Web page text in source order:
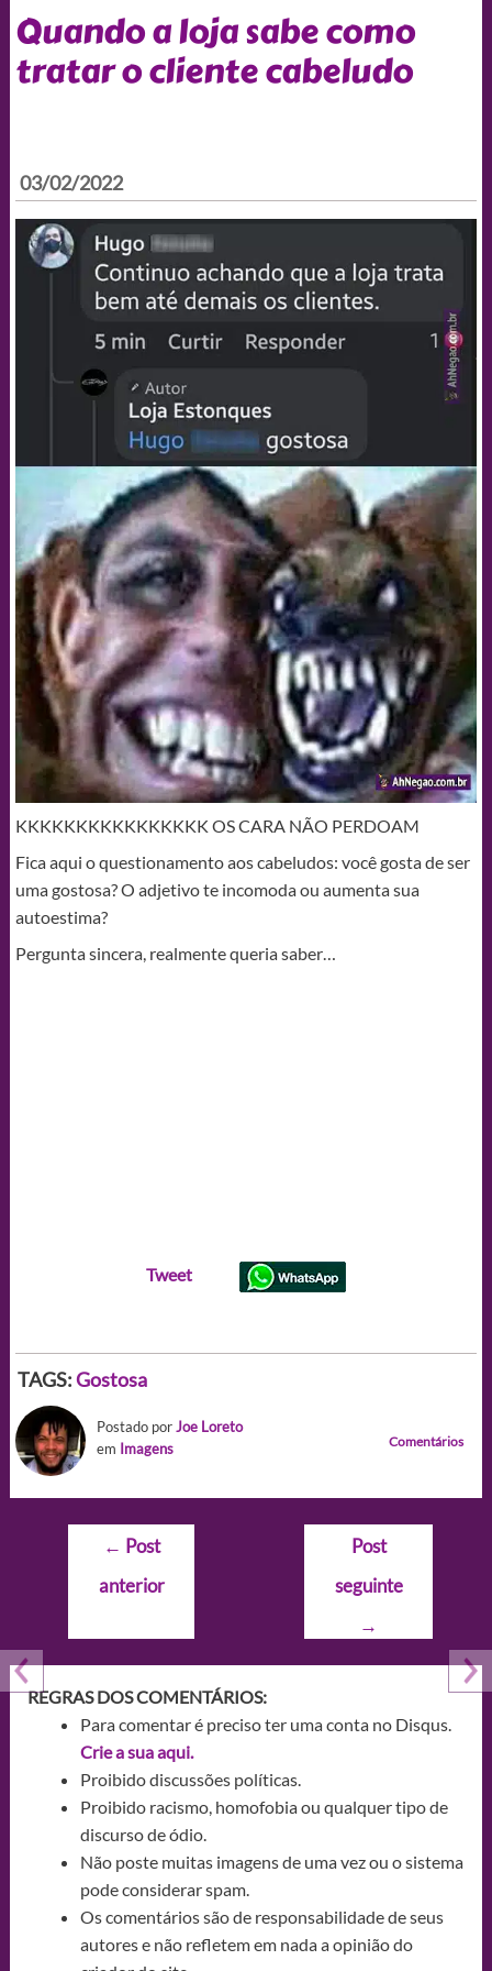
Quando a loja sabe como
tratar o cliente cabeludo
03/02/2022
KKKKKKKKKKKKKKKK OS CARA NÃO PERDOAM
Fica aqui o questionamento aos cabeludos: você gosta de ser
uma gostosa? O adjetivo te incomoda ou aumenta sua
autoestima?
Pergunta sincera, realmente queria saber…
Tweet
TAGS:Gostosa
Postado porJoe Loreto
em Imagens Comentários
Navegação
Post
← Post
anterior
Post
seguinte
→
REGRAS DOS COMENTÁRIOS:
Para comentar é preciso ter uma conta no Disqus.
Crie a sua aqui.
Proibido discussões políticas.
Proibido racismo, homofobia ou qualquer tipo de
discurso de ódio.
Não poste muitas imagens de uma vez ou o sistema
pode considerar spam.
Os comentários são de responsabilidade de seus
autores e não refletem em nada a opinião do